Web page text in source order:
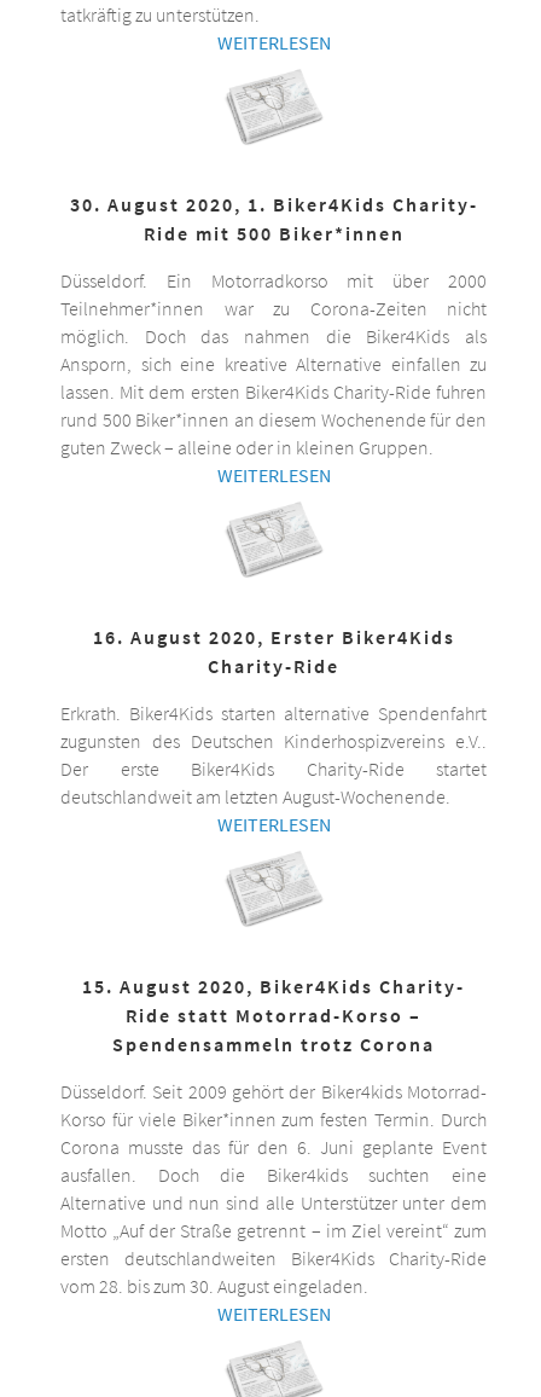
tatkräftig zu unterstützen.
WEITERLESEN
30. August 2020, 1. Biker4Kids Charity-
Ride mit 500 Biker*innen
Düsseldorf. Ein Motorradkorso mit über 2000
Teilnehmer*innen war zu Corona-Zeiten nicht
möglich. Doch das nahmen die Biker4Kids als
Ansporn, sich eine kreative Alternative einfallen zu
lassen. Mit dem ersten Biker4Kids Charity-Ride fuhren
rund 500 Biker*innen an diesem Wochenende für den
guten Zweck – alleine oder in kleinen Gruppen.
WEITERLESEN
16. August 2020, Erster Biker4Kids
Charity-Ride
Erkrath. Biker4Kids starten alternative Spendenfahrt
zugunsten des Deutschen Kinderhospizvereins e.V..
Der erste Biker4Kids Charity-Ride startet
deutschlandweit am letzten August-Wochenende.
WEITERLESEN
15. August 2020, Biker4Kids Charity-
Ride statt Motorrad-Korso –
Spendensammeln trotz Corona
Düsseldorf. Seit 2009 gehört der Biker4kids Motorrad-
Korso für viele Biker*innen zum festen Termin. Durch
Corona musste das für den 6. Juni geplante Event
ausfallen. Doch die Biker4kids suchten eine
Alternative und nun sind alle Unterstützer unter dem
Motto „Auf der Straße getrennt – im Ziel vereint“ zum
ersten deutschlandweiten Biker4Kids Charity-Ride
vom 28. bis zum 30. August eingeladen.
WEITERLESEN